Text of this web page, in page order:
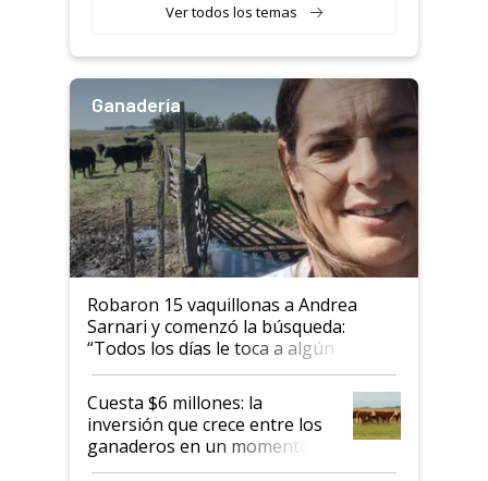
Ver todos los temas
Ganadería
Robaron 15 vaquillonas a Andrea
Sarnari y comenzó la búsqueda:
“Todos los días le toca a algún
productor”
Cuesta $6 millones: la
inversión que crece entre los
ganaderos en un momento
histórico para la actividad